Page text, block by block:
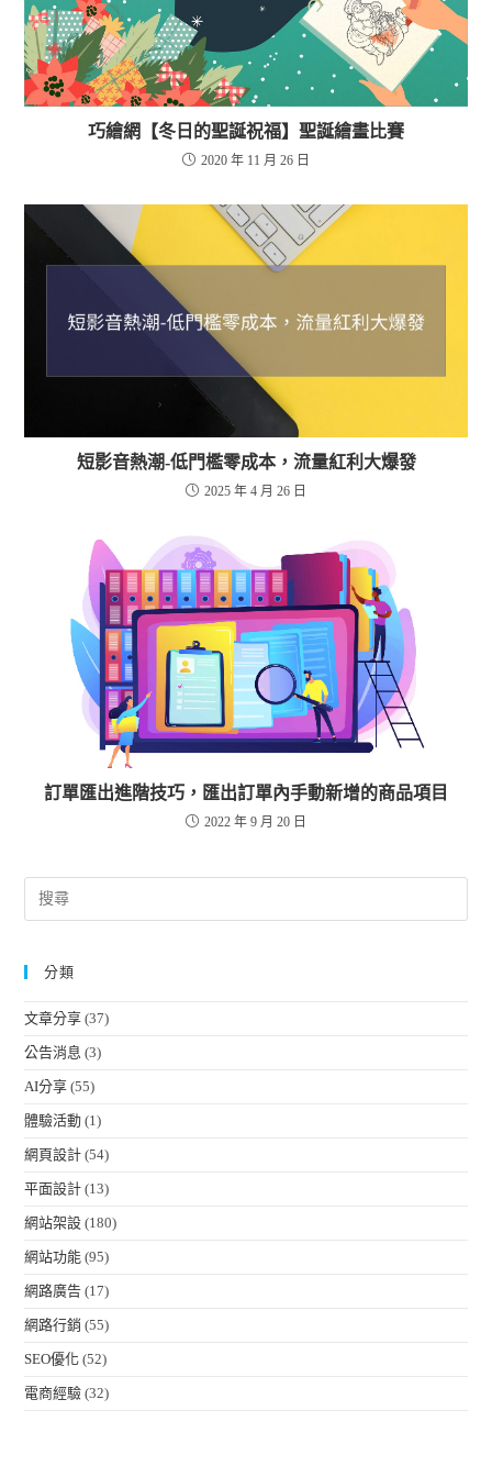
巧繪網【冬日的聖誕祝福】聖誕繪畫比賽
2020 年 11 月 26 日
短影音熱潮-低門檻零成本，流量紅利大爆發
2025 年 4 月 26 日
訂單匯出進階技巧，匯出訂單內手動新增的商品項目
2022 年 9 月 20 日
分類
文章分享 (37)
公告消息 (3)
AI分享 (55)
體驗活動 (1)
網頁設計 (54)
平面設計 (13)
網站架設 (180)
網站功能 (95)
網路廣告 (17)
網路行銷 (55)
SEO優化 (52)
電商經驗 (32)